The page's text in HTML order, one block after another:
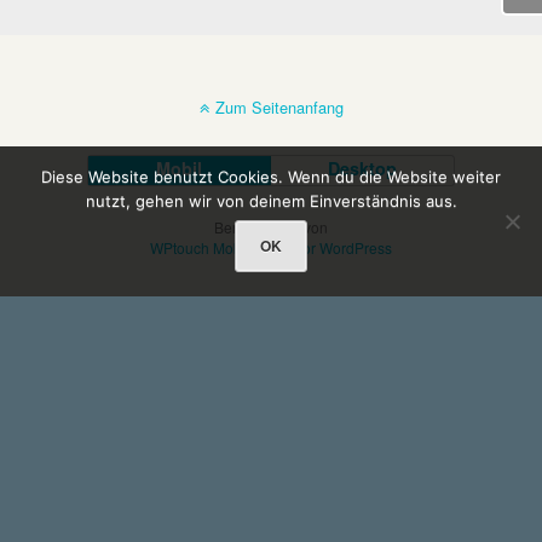
Zum Seitenanfang
Mobil Desktop
Bereitgestellt von
WPtouch Mobile Suite for WordPress
Diese Website benutzt Cookies. Wenn du die Website weiter
nutzt, gehen wir von deinem Einverständnis aus.
OK